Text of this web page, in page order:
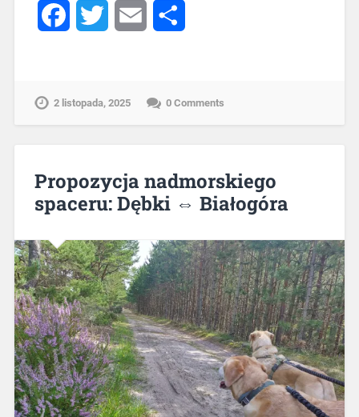
FacebookTwitter Email
2 listopada, 2025 0 Comments
Propozycja nadmorskiego
spaceru: Dębki ⇔ Białogóra